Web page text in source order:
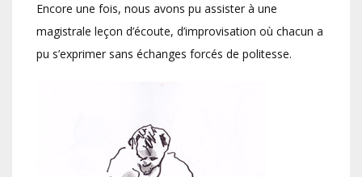
Encore une fois, nous avons pu assister à une
magistrale leçon d’écoute, d’improvisation où chacun a
pu s’exprimer sans échanges forcés de politesse.